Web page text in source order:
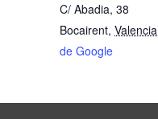
C/ Abadia, 38
Bocairent, Valencia
de Google